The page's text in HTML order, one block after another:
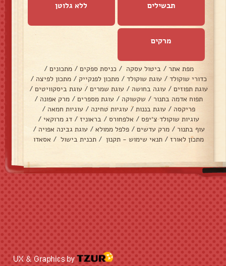
תבשילים ללא גלוטן
מרקים
מפת אתר / ביטול עסקה / כניסת ספקים / מתכונים /
כדורי שוקולד / עוגת שוקולד / מתכון לפנקייק / מתכון לפיצה /
עוגת תפוזים / עוגה בחושה / עוגת שמרים / עוגת ביסקוויטים /
תפוח אדמה בתנור/ שקשוקה / עוגת מספרים / מרק אפונה /
פריקסה / עוגת בננות / עוגיות טחינה / עוגיות חמאה /
עוגיות שוקולד צ׳יפס / אלפחורס / בראוניז / דג מרוקאי /
עוף בתנור / מרק עדשים / פלפל ממולא / עוגת גבינה אפויה /
מתכון לאורז / תנאי שימוש - תקנון / תכנית בישול / אסאדו